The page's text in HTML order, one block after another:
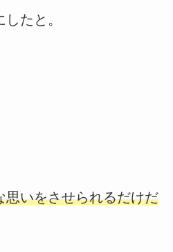
たと。
思いをさせられるだけだ